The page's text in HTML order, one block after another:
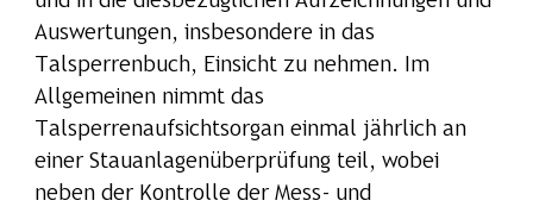
Auswertungen, insbesondere in das
Talsperrenbuch, Einsicht zu nehmen. Im
Allgemeinen nimmt das
Talsperrenaufsichtsorgan einmal jährlich an
einer Stauanlagenüberprüfung teil, wobei
neben der Kontrolle der Mess- und